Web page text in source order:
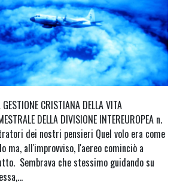
CRISTIANA DELLA VITA
DELLA DIVISIONE INTEREUROPEA n.
dei nostri pensieri Quel volo era come
ma, all'improvviso, l'aereo cominciò a
Sembrava che stessimo guidando su